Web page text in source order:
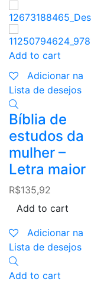
Add to cart
Adicionar na
Lista de desejos
Bíblia de
estudos da
mulher –
Letra maior
R$135,92
Add to cart
Adicionar na
Lista de desejos
Add to cart